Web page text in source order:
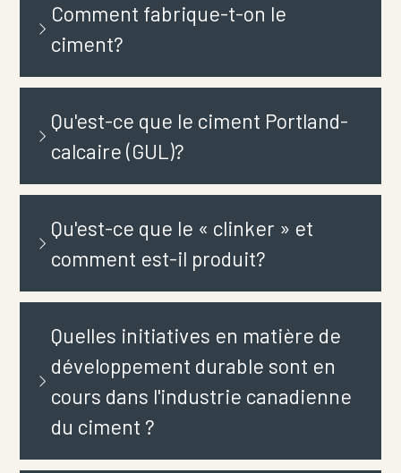
Comment fabrique-t-on le
ciment?
Qu'est-ce que le ciment Portland-
calcaire (GUL)?
Qu'est-ce que le « clinker » et
comment est-il produit?
Quelles initiatives en matière de
développement durable sont en
cours dans l'industrie canadienne
du ciment ?